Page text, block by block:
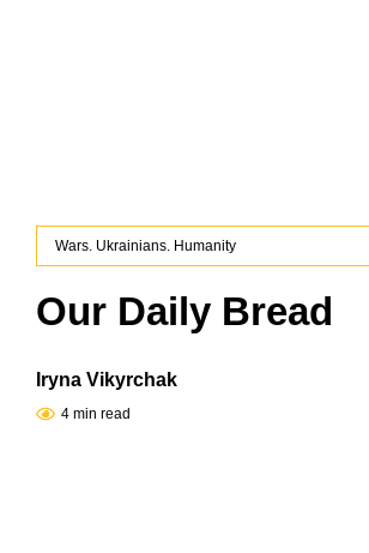
Wars. Ukrainians. Humanity
Our Daily Bread
Iryna Vikyrchak
4 min read